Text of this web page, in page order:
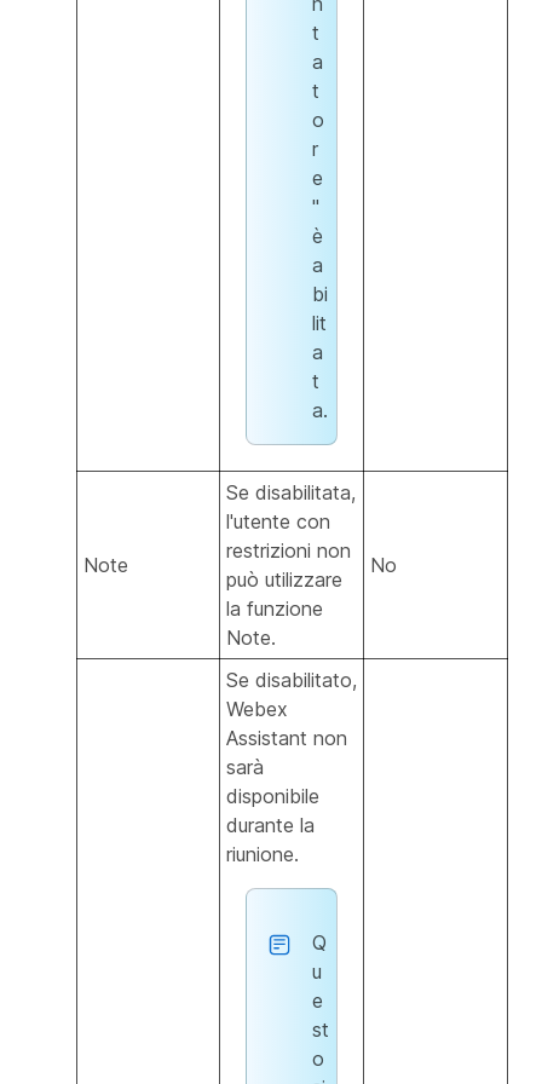
t
a
t
o
r
e
"
è
a
bi
lit
a
t
a.
Note
Se disabilitata,
l'utente con
restrizioni non
può utilizzare
la funzione
Note.
No
Se disabilitato,
Webex
Assistant non
sarà
disponibile
durante la
riunione.
Q
u
e
st
o